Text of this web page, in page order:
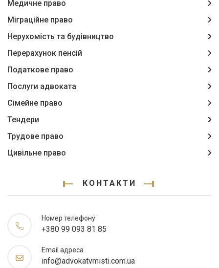
Медичне право
Міграційне право
Нерухомість та будівництво
Перерахунок пенсій
Податкове право
Послуги адвоката
Сімейне право
Тендери
Трудове право
Цивільне право
КОНТАКТИ
Номер телефону
+380 99 093 81 85
Email адреса
info@advokatvmisti.com.ua